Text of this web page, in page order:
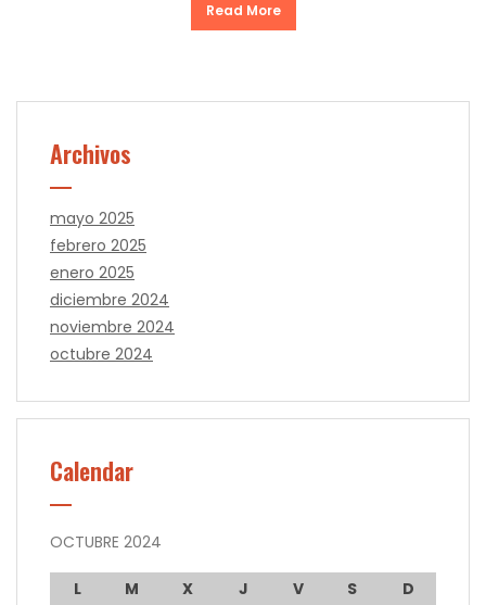
Read More
Archivos
mayo 2025
febrero 2025
enero 2025
diciembre 2024
noviembre 2024
octubre 2024
Calendar
OCTUBRE 2024
L M X J V S
D